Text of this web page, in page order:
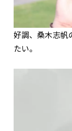
好調、桑木志帆
たい。